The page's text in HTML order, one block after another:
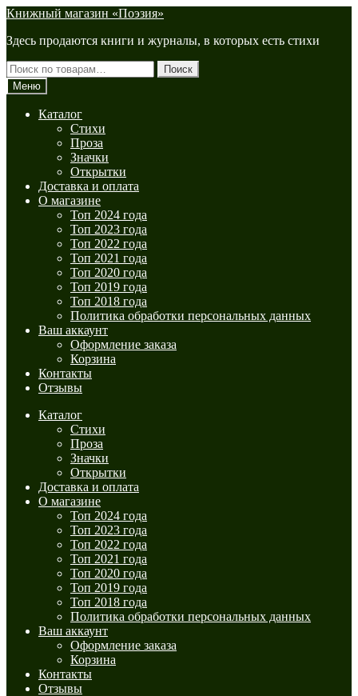
Перейти
навигации
Перейти
содержимому
Книжный магазин «Поэзия»
Здесь продаются книги и журналы, в которых есть стихи
Искать:
Поиск
Меню
Каталог
Стихи
Проза
Значки
Открытки
Доставка и оплата
О магазине
Топ 2024 года
Топ 2023 года
Топ 2022 года
Топ 2021 года
Топ 2020 года
Топ 2019 года
Топ 2018 года
Политика обработки персональных данных
Ваш аккаунт
Оформление заказа
Корзина
Контакты
Отзывы
Каталог
Стихи
Проза
Значки
Открытки
Доставка и оплата
О магазине
Топ 2024 года
Топ 2023 года
Топ 2022 года
Топ 2021 года
Топ 2020 года
Топ 2019 года
Топ 2018 года
Политика обработки персональных данных
Ваш аккаунт
Оформление заказа
Корзина
Контакты
Отзывы